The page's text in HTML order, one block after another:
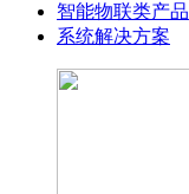
智能物联类产品
系统解决方案